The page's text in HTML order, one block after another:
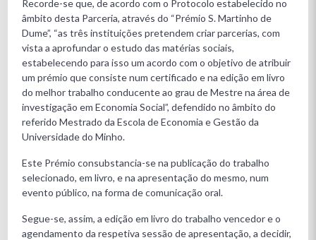
Recorde-se que, de acordo com o Protocolo estabelecido no
âmbito desta Parceria, através do “Prémio S. Martinho de
Dume”, “as três instituições pretendem criar parcerias, com
vista a aprofundar o estudo das matérias sociais,
estabelecendo para isso um acordo com o objetivo de atribuir
um prémio que consiste num certificado e na edição em livro
do melhor trabalho conducente ao grau de Mestre na área de
investigação em Economia Social”, defendido no âmbito do
referido Mestrado da Escola de Economia e Gestão da
Universidade do Minho.
Este Prémio consubstancia-se na publicação do trabalho
selecionado, em livro, e na apresentação do mesmo, num
evento público, na forma de comunicação oral.
Segue-se, assim, a edição em livro do trabalho vencedor e o
agendamento da respetiva sessão de apresentação, a decidir,